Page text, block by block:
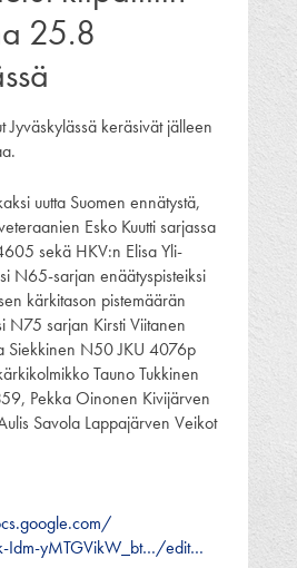
25.8
Jyväskylässä keräsivät jälleen
uutta Suomen ennätystä,
Esko Kuutti sarjassa
sekä HKV:n Elisa Yli-
N65-sarjan enäätyspisteiksi
kärkitason pistemäärän
N75 sarjan Kirsti Viitanen
Siekkinen N50 JKU 4076p
Tauno Tukkinen
Pekka Oinonen Kivijärven
Savola Lappajärven Veikot
Idm-yMTGVikW_bt…/edit…